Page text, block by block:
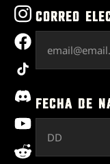
instagram
facebook
tiktok
discord
youtube
reddit
CORREO
FECHA DE